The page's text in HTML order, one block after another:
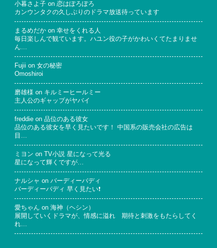
小暮さよ子 on 恋はぽろぽろ
カンウンタクの久しぶりのドラマ放送待っています
まるめだか on 幸せをくれる人
毎日楽しんで観ています。ハユン役の子がかわいくてたまりませ
ん…
Fujii on 女の秘密
Omoshiroi
磨雄様 on キルミーヒールミー
主人公のギャップがヤバイ
freddie on 品位のある彼女
品位のある彼女を早く見たいです！ 中国系の販売会社の広告は
目…
ミヨン on
TV小説 星になって光る
星になって輝くですが…
ナルシャ on バーディーバディ
バーディーバディ 早く見たい❗
愛ちゃん on 海神（ヘシン）
展開していくドラマが、情感に溢れ 期待と刺激をもたらしてく
れ…